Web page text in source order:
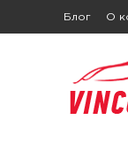
Блог О